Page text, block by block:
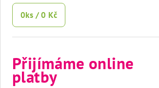
0ks /0 Kč
Přijímáme online
platby